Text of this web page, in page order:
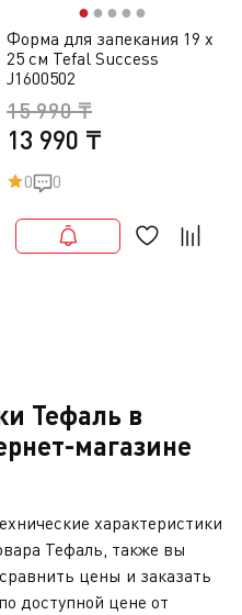
●● ● ● ●
Форма для запекания 19 х
25 см Tefal Success
J1600502
13 990 ₸
15 990 ₸
0 0
Тефаль в
магазине
характеристики
Тефаль, также вы
цены и заказать
доступной цене от